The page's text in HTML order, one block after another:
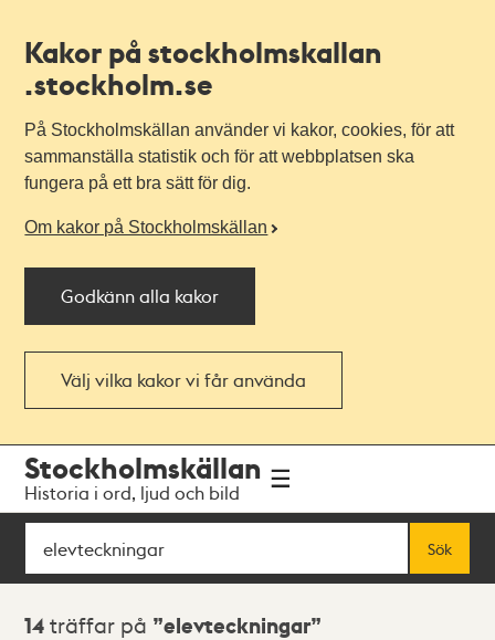
Kakor på stockholmskallan
.stockholm.se
På Stockholmskällan använder vi kakor, cookies, för att
sammanställa statistik och för att webbplatsen ska
fungera på ett bra sätt för dig.
Om kakor på Stockholmskällan
Godkänn alla kakor
Välj vilka kakor vi får använda
navigationen
huvudinnehållet
Stockholmskällan
Historia i ord, ljud och bild
Sök
Sök
Sökresultat
14 träffar på elevteckningar